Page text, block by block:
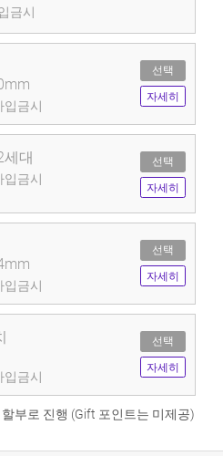
금시
입금시
선택
자세히
세대
입금시
선택
자세히
입금시
선택
자세히
입금시
선택
자세히
부로 진행 (Gift 포인트는 미제공)